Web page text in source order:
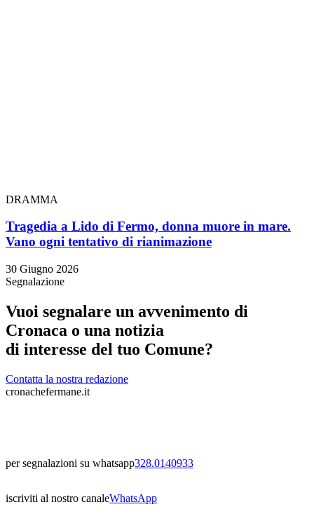
DRAMMA
Tragedia a Lido di Fermo, donna muore in mare.
Vano ogni tentativo di rianimazione
30 Giugno 2026
Segnalazione
Vuoi segnalare un avvenimento di
Cronaca o una notizia
di interesse del tuo Comune?
Contatta la nostra redazione
cronachefermane.it
per segnalazioni su whatsapp328.0140933
iscriviti al nostro canaleWhatsApp